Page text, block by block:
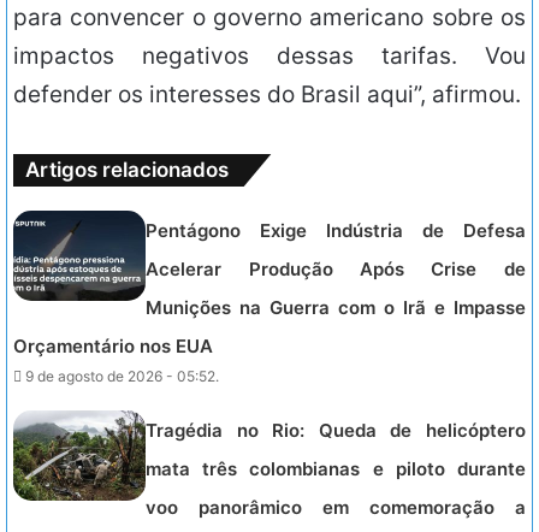
para convencer o governo americano sobre os
impactos negativos dessas tarifas. Vou
defender os interesses do Brasil aqui”, afirmou.
Artigos relacionados
Pentágono Exige Indústria de Defesa
Acelerar Produção Após Crise de
Munições na Guerra com o Irã e Impasse
Orçamentário nos EUA
9 de agosto de 2026 - 05:52.
Tragédia no Rio: Queda de helicóptero
mata três colombianas e piloto durante
voo panorâmico em comemoração a